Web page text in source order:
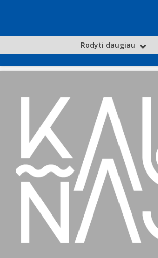
Rodyti daugiau